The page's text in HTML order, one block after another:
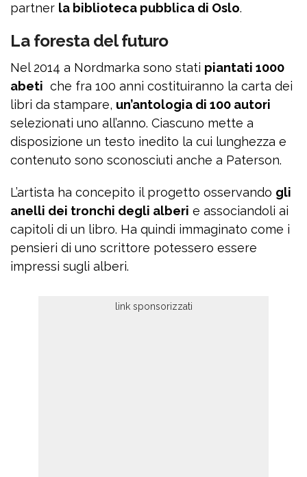
partner la biblioteca pubblica di Oslo.
La foresta del futuro
Nel 2014 a Nordmarka sono stati piantati 1000
abeti che fra 100 anni costituiranno la carta dei
libri da stampare, un’antologia di 100 autori
selezionati uno all’anno. Ciascuno mette a
disposizione un testo inedito la cui lunghezza e
contenuto sono sconosciuti anche a Paterson.
L’artista ha concepito il progetto osservando gli
anelli dei tronchi degli alberi e associandoli ai
capitoli di un libro. Ha quindi immaginato come i
pensieri di uno scrittore potessero essere
impressi sugli alberi.